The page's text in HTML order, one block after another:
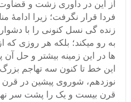
از این در داوری زشت و
فردا قرار نگرفت؛ زیرا ادامۀ
زنده گی نسل کنونی را با
به رو میکند؛ بلکه هر روزی که
ها در این زمینه بیشتر و حل
این خط تا کنون سه تهاجم
نوزدهم، شوروی پیشین در قرن
قرن بیست و یک را پشت سر